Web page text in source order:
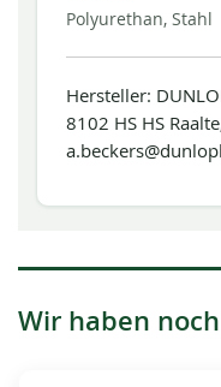
Polyurethan, Stahl
Hersteller:
8102 HS HS
Wir haben